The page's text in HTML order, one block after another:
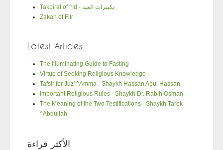
Takbirat of ^Id - تكبيرات العيد
Zakah of Fitr
Latest Articles
The Illuminating Guide to Fasting
Virtue of Seeking Religious Knowledge
Tafsir for Juz' ^Amma - Shaykh Hassan Abul Hassan
Important Religious Rules - Shaykh Dr. Rabih Osman
The Meaning of the Two Testifications - Shaykh Tarek
^Abdullah
الأكثر قراءة